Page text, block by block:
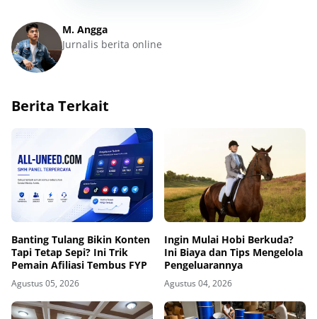
M. Angga
Jurnalis berita online
Berita Terkait
Banting Tulang Bikin Konten
Tapi Tetap Sepi? Ini Trik
Pemain Afiliasi Tembus FYP
Agustus 05, 2026
Ingin Mulai Hobi Berkuda?
Ini Biaya dan Tips Mengelola
Pengeluarannya
Agustus 04, 2026